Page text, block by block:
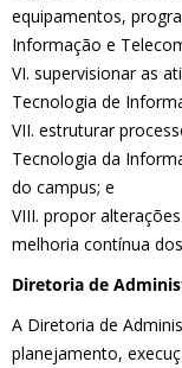
equipamentos,
Informação e
VI. supervisionar as
Tecnologia de
VII. estruturar
Tecnologia da
do campus; e
VIII. propor
melhoria contínua
Diretoria de
A Diretoria de
planejamento,